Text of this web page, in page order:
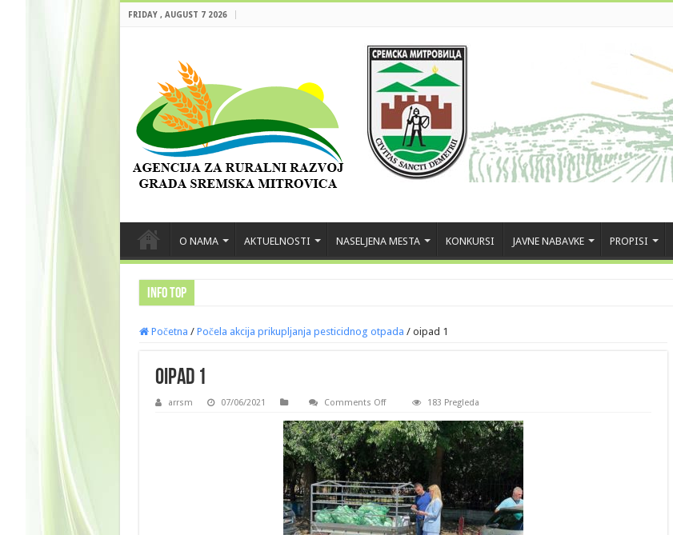
FRIDAY , AUGUST 7 2026
O NAMA AKTUELNOSTI NASELJENA MESTA KONKURSI JAVNE NABAVKE PROPISI
INFO TOP
Početna / Počela akcija prikupljanja pesticidnog otpada / oipad 1
oipad 1
arrsm 07/06/2021 Comments Offon
1
183 Pregleda